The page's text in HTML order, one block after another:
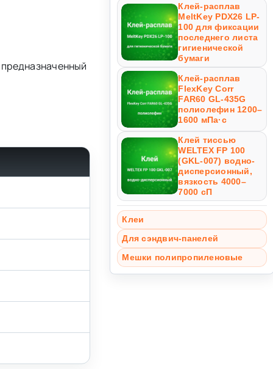
Клей-расплав
MeltKey PDX26 LP-
100 для фиксации
последнего листа
гигиенической
бумаги
Клей-расплав
FlexKey Corr
FAR60 GL-435G
полиолефин 1200–
1600 мПа·с
Клей тиссью
WELTEX FP 100
(GKL-007) водно-
дисперсионный,
вязкость 4000–
7000 сП
Клеи
Для сэндвич-панелей
Мешки полипропиленовые